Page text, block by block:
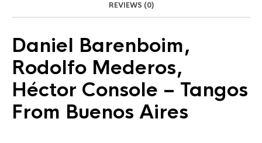
REVIEWS (0)
Daniel Barenboim,
Rodolfo Mederos,
Héctor Console – Tangos
From Buenos Aires